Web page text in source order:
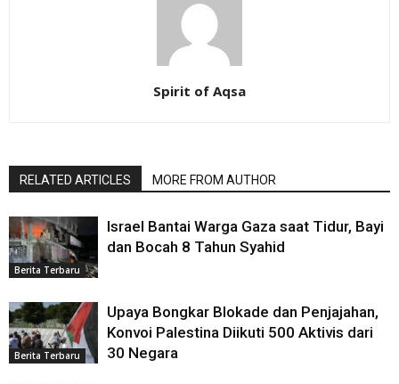
Spirit of Aqsa
RELATED ARTICLES MORE FROM AUTHOR
Berita Terbaru
Israel Bantai Warga Gaza saat Tidur, Bayi
dan Bocah 8 Tahun Syahid
Berita Terbaru
Upaya Bongkar Blokade dan Penjajahan,
Konvoi Palestina Diikuti 500 Aktivis dari
30 Negara